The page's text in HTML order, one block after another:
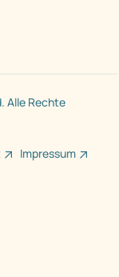
Alle Rechte
Impressum